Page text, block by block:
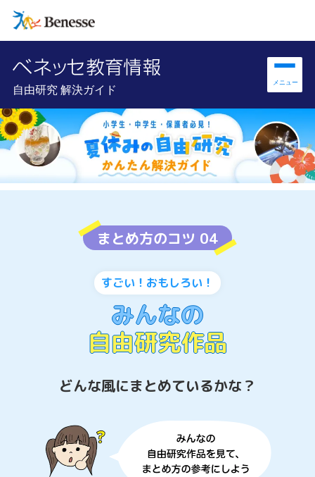
自由研究 解決ガイド
まとめ方のコツ 04
すごい！おもしろい！
みんなの
自由研究作品
どんな風にまとめているかな？